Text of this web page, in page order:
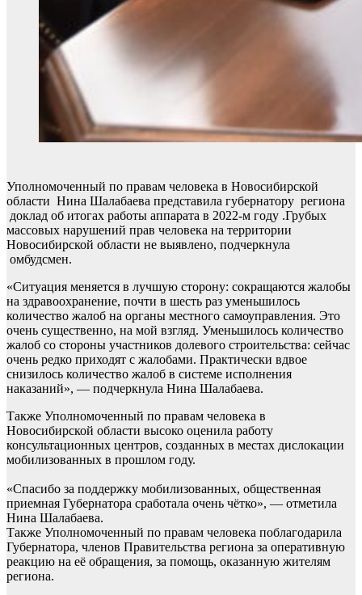
Уполномоченный по правам человека в Новосибирской
области Нина Шалабаева представила губернатору региона
доклад об итогах работы аппарата в 2022-м году .Грубых
массовых нарушений прав человека на территории
Новосибирской области не выявлено, подчеркнула
омбудсмен.
«Ситуация меняется в лучшую сторону: сокращаются жалобы
на здравоохранение, почти в шесть раз уменьшилось
количество жалоб на органы местного самоуправления. Это
очень существенно, на мой взгляд. Уменьшилось количество
жалоб со стороны участников долевого строительства: сейчас
очень редко приходят с жалобами. Практически вдвое
снизилось количество жалоб в системе исполнения
наказаний», — подчеркнула Нина Шалабаева.
Также Уполномоченный по правам человека в
Новосибирской области высоко оценила работу
консультационных центров, созданных в местах дислокации
мобилизованных в прошлом году.
«Спасибо за поддержку мобилизованных, общественная
приемная Губернатора сработала очень чётко», — отметила
Нина Шалабаева.
Также Уполномоченный по правам человека поблагодарила
Губернатора, членов Правительства региона за оперативную
реакцию на её обращения, за помощь, оказанную жителям
региона.